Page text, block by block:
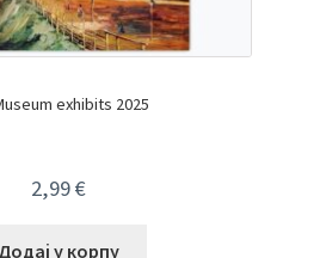
exhibits 2025
2,99€
Додај у корпу